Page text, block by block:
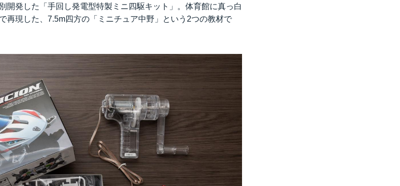
開発した「手回し発電型特製ミニ四駆キット」。体育館に真っ白
再現した、7.5m四方の「ミニチュア中野」という2つの教材で